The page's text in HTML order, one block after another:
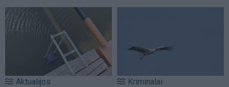
Aktualijos Kriminalai